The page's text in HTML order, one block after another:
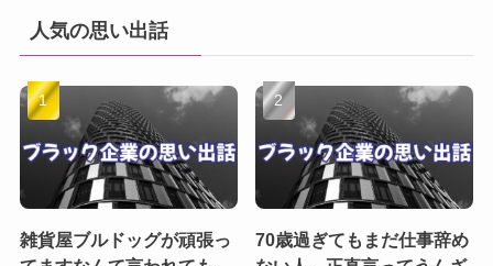
人気の思い出話
雑貨屋ブルドッグが頑張っ
70歳過ぎてもまだ仕事辞め